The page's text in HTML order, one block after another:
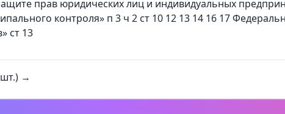
прав юридических лиц и индивидуальных
контроля» п 3 ч 2 ст 10 12 13 14 16 17
ст 13
→